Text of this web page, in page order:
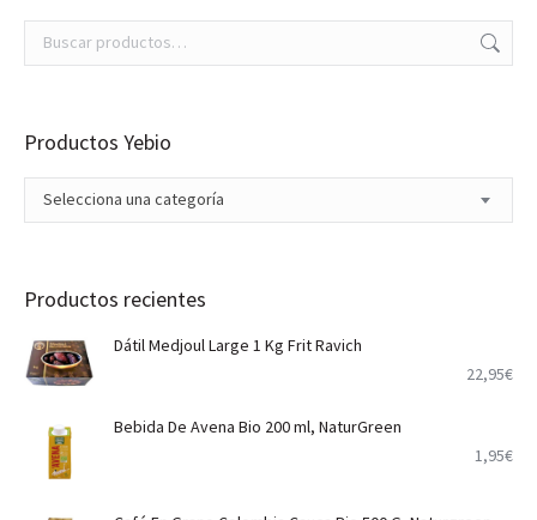
Productos Yebio
Selecciona una categoría
Productos recientes
Dátil Medjoul Large 1 Kg Frit Ravich
22,95€
Bebida De Avena Bio 200 ml, NaturGreen
1,95€